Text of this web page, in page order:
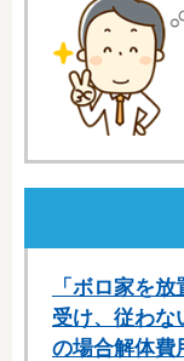
「ボロ家を
受け、従わな
の場合解体費